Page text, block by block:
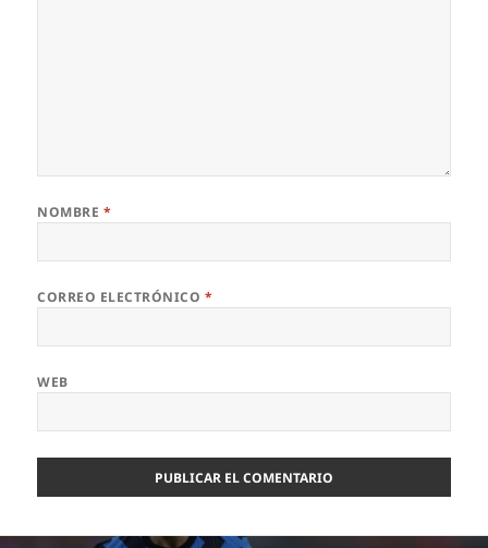
NOMBRE *
CORREO ELECTRÓNICO *
WEB